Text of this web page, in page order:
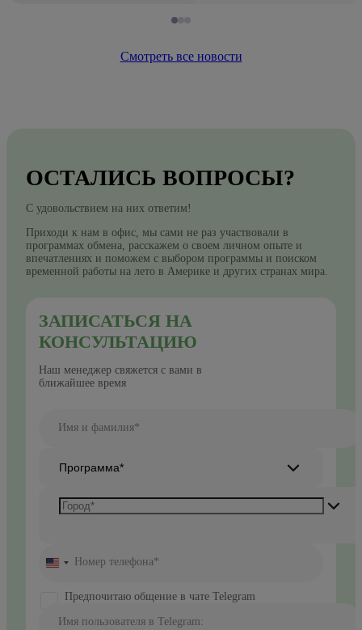
Смотреть все новости
ОСТАЛИСЬ ВОПРОСЫ?
С удовольствием на них ответим!
Приходи к нам в офис, мы сами не раз участвовали в
программах обмена, расскажем о своем личном опыте и
впечатлениях и поможем с выбором программы и поиском
временной работы на лето в Америке и других странах мира.
ЗАПИСАТЬСЯ НА
КОНСУЛЬТАЦИЮ
Наш менеджер свяжется с вами в
ближайшее время
Имя и фамилия*
Программа*
United
+1
Номер телефона*
Предпочитаю общение в чате Telegram
Имя пользователя в Telegram: